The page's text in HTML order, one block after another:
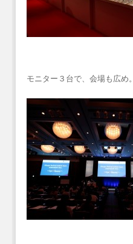
モニター３台で、会場も広め。